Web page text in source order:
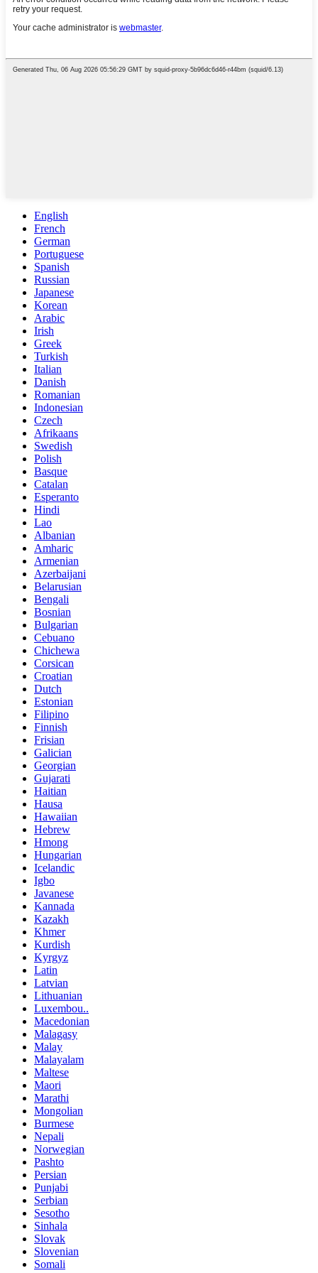
English
French
German
Portuguese
Spanish
Russian
Japanese
Korean
Arabic
Irish
Greek
Turkish
Italian
Danish
Romanian
Indonesian
Czech
Afrikaans
Swedish
Polish
Basque
Catalan
Esperanto
Hindi
Lao
Albanian
Amharic
Armenian
Azerbaijani
Belarusian
Bengali
Bosnian
Bulgarian
Cebuano
Chichewa
Corsican
Croatian
Dutch
Estonian
Filipino
Finnish
Frisian
Galician
Georgian
Gujarati
Haitian
Hausa
Hawaiian
Hebrew
Hmong
Hungarian
Icelandic
Igbo
Javanese
Kannada
Kazakh
Khmer
Kurdish
Kyrgyz
Latin
Latvian
Lithuanian
Luxembou..
Macedonian
Malagasy
Malay
Malayalam
Maltese
Maori
Marathi
Mongolian
Burmese
Nepali
Norwegian
Pashto
Persian
Punjabi
Serbian
Sesotho
Sinhala
Slovak
Slovenian
Somali